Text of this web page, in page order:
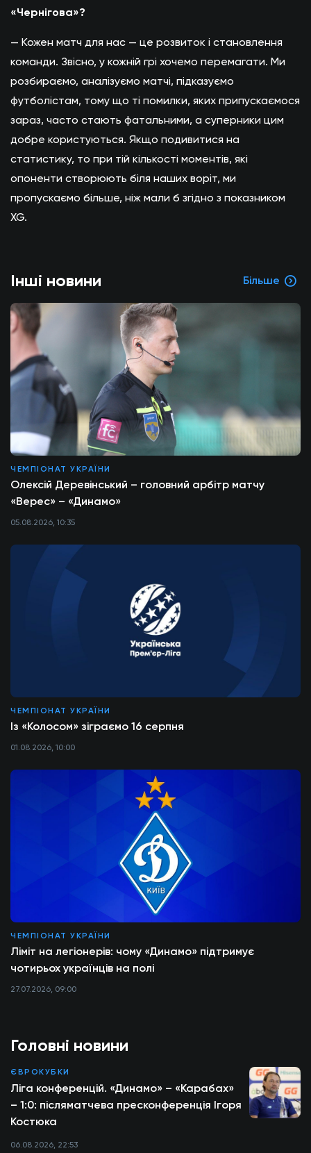
«Чернігова»?
— Кожен матч для нас — це розвиток і становлення
команди. Звісно, у кожній грі хочемо перемагати. Ми
розбираємо, аналізуємо матчі, підказуємо
футболістам, тому що ті помилки, яких припускаємося
зараз, часто стають фатальними, а суперники цим
добре користуються. Якщо подивитися на
статистику, то при тій кількості моментів, які
опоненти створюють біля наших воріт, ми
пропускаємо більше, ніж мали б згідно з показником
XG.
Головні новини
ЄВРОКУБКИ
Ліга конференцій. «Динамо» – «Карабах»
– 1:0: післяматчева пресконференція Ігоря
Костюка
06.08.2026, 22:53
Інші новини Більше
ЧЕМПІОНАТ УКРАЇНИ
Олексій Деревінський – головний арбітр матчу
«Верес» – «Динамо»
05.08.2026, 10:35
ЧЕМПІОНАТ УКРАЇНИ
Із «Колосом» зіграємо 16 серпня
01.08.2026, 10:00
ЧЕМПІОНАТ УКРАЇНИ
Ліміт на легіонерів: чому «Динамо» підтримує
чотирьох українців на полі
27.07.2026, 09:00